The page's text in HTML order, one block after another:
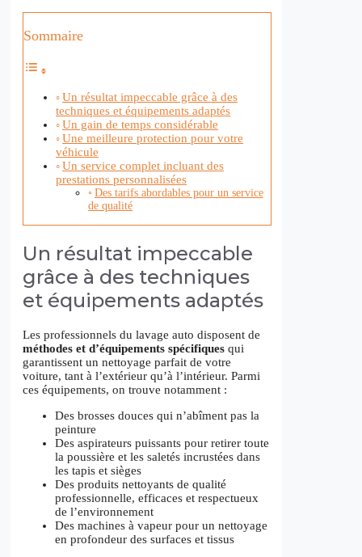
Sommaire
Un résultat impeccable grâce à des
techniques et équipements adaptés
Un gain de temps considérable
Une meilleure protection pour votre
véhicule
Un service complet incluant des
prestations personnalisées
Des tarifs abordables pour un service
de qualité
Un résultat impeccable
grâce à des techniques
et équipements adaptés
Les professionnels du lavage auto disposent de
méthodes et d’équipements spécifiques qui
garantissent un nettoyage parfait de votre
voiture, tant à l’extérieur qu’à l’intérieur. Parmi
ces équipements, on trouve notamment :
Des brosses douces qui n’abîment pas la
peinture
Des aspirateurs puissants pour retirer toute
la poussière et les saletés incrustées dans
les tapis et sièges
Des produits nettoyants de qualité
professionnelle, efficaces et respectueux
de l’environnement
Des machines à vapeur pour un nettoyage
en profondeur des surfaces et tissus